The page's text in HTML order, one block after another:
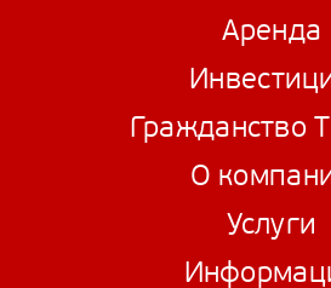
Аренда
Гражданство
О
Услуги